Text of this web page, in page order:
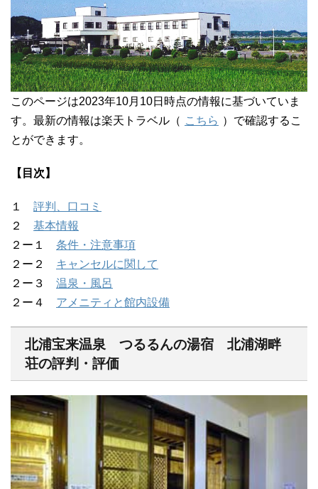
このページは2023年10月10日時点の情報に基づいていま
す。最新の情報は楽天トラベル（ こちら ）で確認するこ
とができます。
【目次】
１ 評判、口コミ
２ 基本情報
２ー１ 条件・注意事項
２ー２ キャンセルに関して
２ー３ 温泉・風呂
２ー４ アメニティと館内設備
北浦宝来温泉 つるるんの湯宿 北浦湖畔
荘の評判・評価